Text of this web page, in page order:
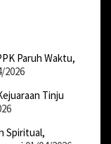
Paruh Waktu,
2026
Tinju
Spiritual,